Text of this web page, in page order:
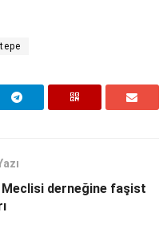
derneğine faşist